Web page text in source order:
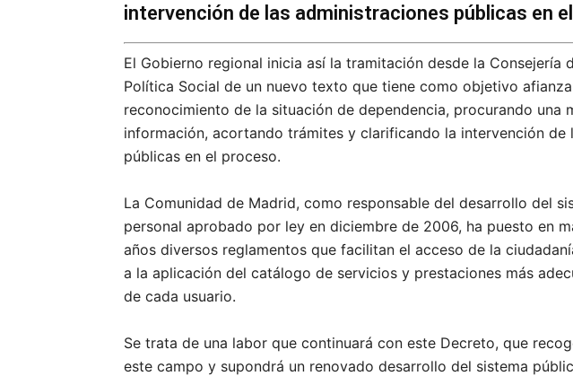
intervención de las administraciones públicas en
El Gobierno regional inicia así la tramitación desde la Consejería
Política Social de un nuevo texto que tiene como objetivo
reconocimiento de la situación de dependencia, procurando una
información, acortando trámites y clarificando la intervención de
públicas en el proceso.
La Comunidad de Madrid, como responsable del desarrollo del
personal aprobado por ley en diciembre de 2006, ha puesto en
años diversos reglamentos que facilitan el acceso de la
a la aplicación del catálogo de servicios y prestaciones más
de cada usuario.
Se trata de una labor que continuará con este Decreto, que
este campo y supondrá un renovado desarrollo del sistema